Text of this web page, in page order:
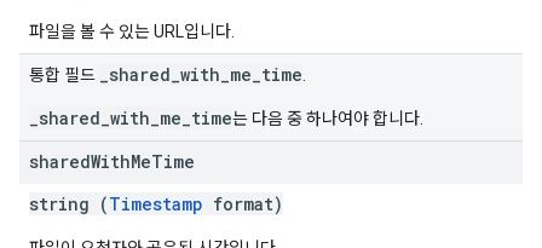
파일을 볼 수 있는 URL입니다.
통합 필드 _shared_with_me_time
_shared_with_me_time는 다음 중 하나여야 합니다.
sharedWithMeTime
string (Timestamp format)